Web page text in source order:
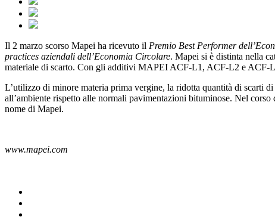
Il 2 marzo scorso Mapei ha ricevuto il Premio Best Performer
practices aziendali dell’Economia Circolare. Mapei si è distinta nella
materiale di scarto. Con gli additivi MAPEI ACF-L1, ACF-L2 e ACF-
L’utilizzo di minore materia prima vergine, la ridotta quantità di scarti
all’ambiente rispetto alle normali pavimentazioni bituminose. Nel
nome di Mapei.
www.mapei.com